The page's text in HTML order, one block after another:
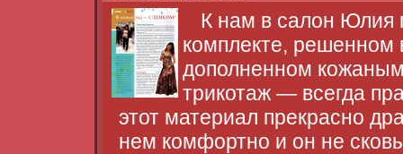
К нам в салон Юлия
комплекте, решенном
дополненном
трикотаж — всегда
этот материал прекрасно
нем комфортно и он не